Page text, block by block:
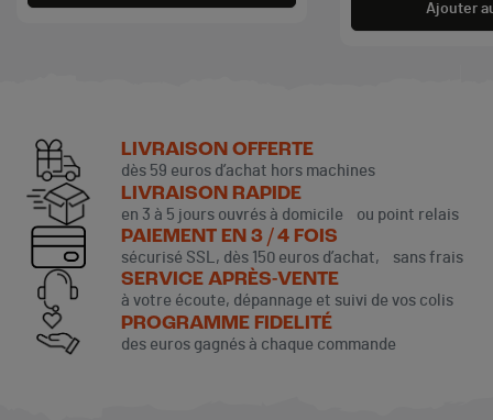
Ajouter
LIVRAISON OFFERTE
dès 59 euros d’achat hors machines
LIVRAISON RAPIDE
en 3 à 5 jours ouvrés à domicile ou point relais
PAIEMENT EN 3 / 4 FOIS
sécurisé SSL, dès 150 euros d’achat, sans frais
SERVICE APRÈS-VENTE
à votre écoute, dépannage et suivi de vos colis
PROGRAMME FIDELITÉ
des euros gagnés à chaque commande